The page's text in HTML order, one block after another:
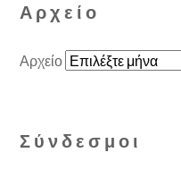
Αρχείο
Αρχείο
Σύνδεσμοι